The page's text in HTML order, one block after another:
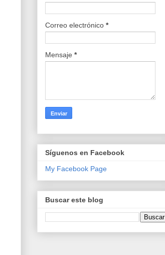
Correo electrónico *
Mensaje *
Síguenos en Facebook
My Facebook Page
Buscar este blog